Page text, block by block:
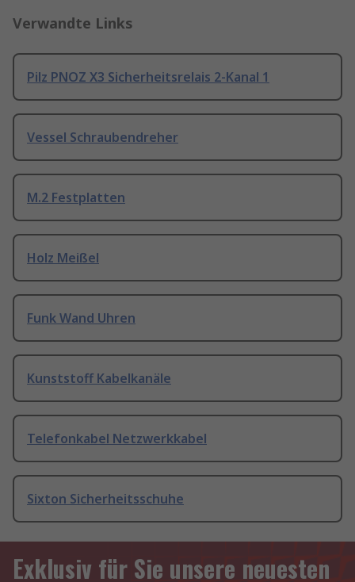
Verwandte Links
Pilz PNOZ X3 Sicherheitsrelais 2-Kanal 1
Vessel Schraubendreher
M.2 Festplatten
Holz Meißel
Funk Wand Uhren
Kunststoff Kabelkanäle
Telefonkabel Netzwerkkabel
Sixton Sicherheitsschuhe
Exklusiv für Sie unsere neuesten